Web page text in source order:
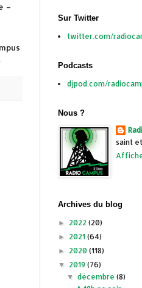
–
Sur Twitter
twitter.com/
Podcasts
djpod.com/
Nous ?
saint
Archives du blog
► 2022 (20)
► 2021 (64)
► 2020 (118)
▼ 2019 (76)
▼décembre(8)